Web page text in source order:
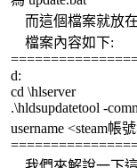
而這個檔案就放在
檔案內容如下:
d:
cd \hlserver
.\hldsupdatetool -
username <steam帳